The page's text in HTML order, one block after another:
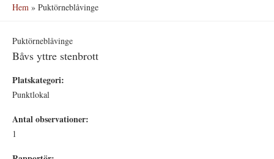
Hem » Puktörneblåvinge
Puktörneblåvinge
Båvs yttre stenbrott
Platskategori:
Punktlokal
Antal observationer:
1